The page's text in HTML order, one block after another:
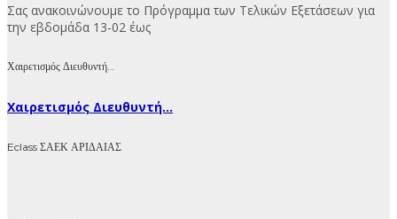
Σας ανακοινώνουμε το Πρόγραμμα των Τελικών Εξετάσεων για
την εβδομάδα 13-02 έως
Χαιρετισμός Διευθυντή…
Χαιρετισμός Διευθυντή...
Eclass ΣΑΕΚ ΑΡΙΔΑΙΑΣ